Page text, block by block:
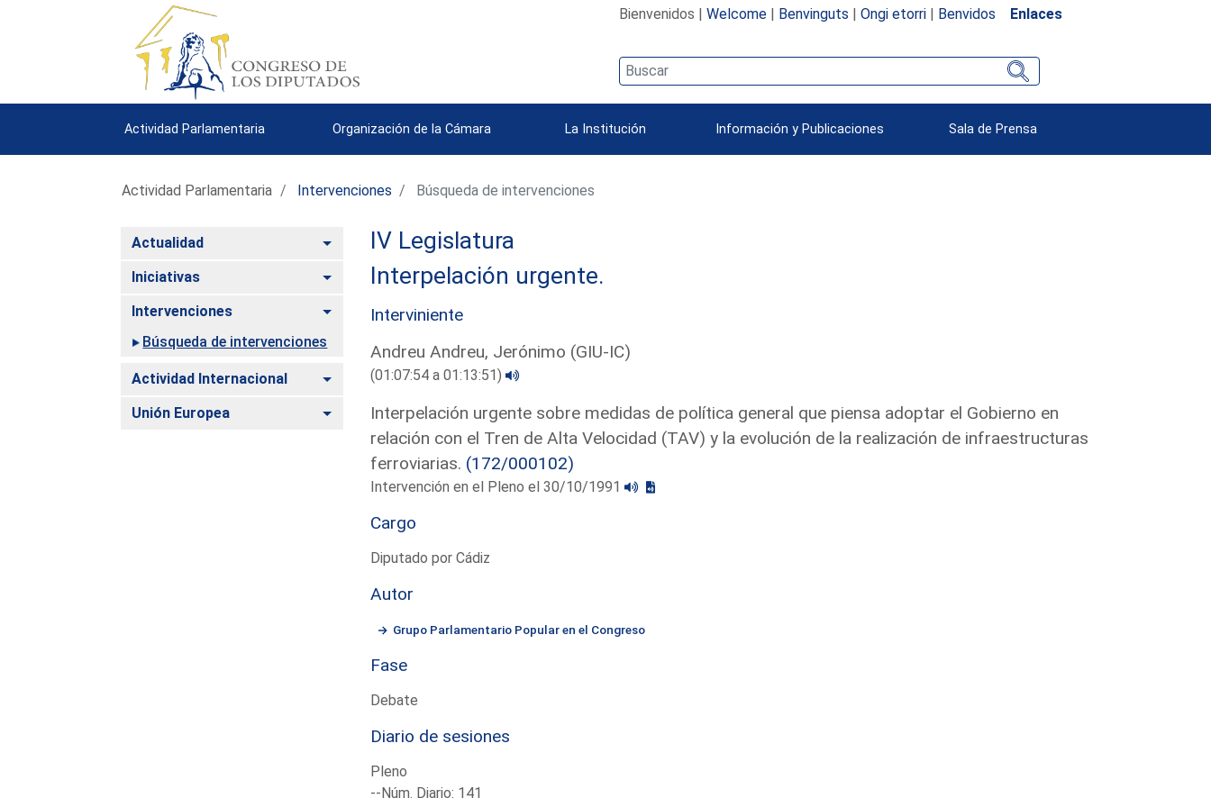
Bienvenidos | Welcome| Benvinguts | Ongi etorri| Benvidos Enlaces
Actividad Parlamentaria Organización de la Cámara La Institución Información y Publicaciones Sala de Prensa
Actividad Parlamentaria Intervenciones Búsqueda de intervenciones
Actualidad Alternar
Iniciativas Alternar
Intervenciones
Alternar
Búsqueda de intervenciones
Actividad Internacional Alternar
Unión Europea Alternar
IV Legislatura
Interpelación urgente.
Interviniente
Andreu Andreu, Jerónimo (GIU-IC)
(01:07:54 a 01:13:51)
Interpelación urgente sobre medidas de política general que piensa adoptar el Gobierno en
relación con el Tren de Alta Velocidad (TAV) y la evolución de la realización de infraestructuras
ferroviarias. (172/000102)
Intervención en el Pleno el 30/10/1991
Cargo
Diputado por Cádiz
Autor
Grupo Parlamentario Popular en el Congreso
Fase
Debate
Diario de sesiones
Pleno
--Núm. Diario: 141